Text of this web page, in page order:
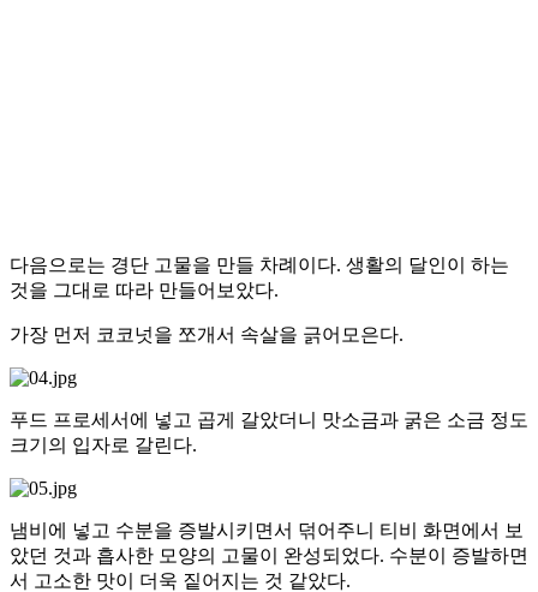
다음으로는 경단 고물을 만들 차례이다. 생활의 달인이 하는
것을 그대로 따라 만들어보았다.
가장 먼저 코코넛을 쪼개서 속살을 긁어모은다.
푸드 프로세서에 넣고 곱게 갈았더니 맛소금과 굵은 소금 정도
크기의 입자로 갈린다.
냄비에 넣고 수분을 증발시키면서 덖어주니 티비 화면에서 보
았던 것과 흡사한 모양의 고물이 완성되었다. 수분이 증발하면
서 고소한 맛이 더욱 짙어지는 것 같았다.